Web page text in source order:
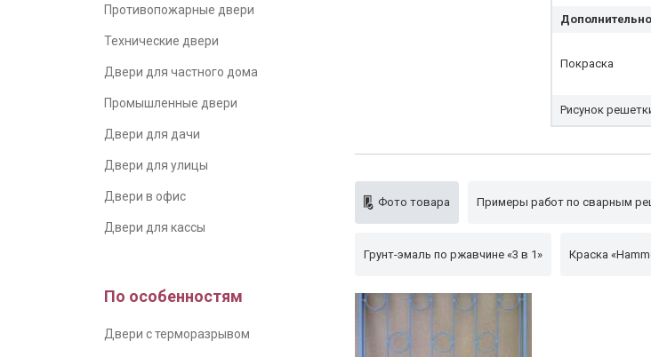
Противопожарные двери
Технические двери
Двери для частного дома
Промышленные двери
Двери для дачи
Двери для улицы
Двери в офис
Двери для кассы
По особенностям
Двери с терморазрывом
Покраска
Рисунок
Фото товара Примеры работ по сварным
Грунт-эмаль по ржавчине «3 в 1» Краска